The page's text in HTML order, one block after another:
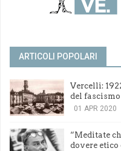
ARTICOLI POPOLARI
Vercelli:
del fascismo
01 APR 2020
“Meditate
dovere